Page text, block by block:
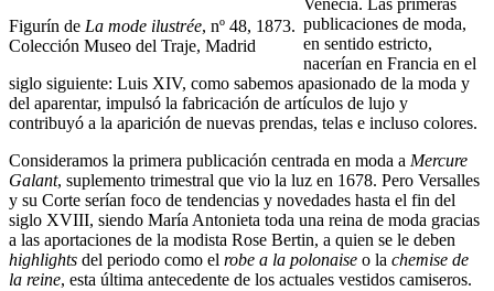
Figurín de La mode ilustrée, nº 48, 1873.
Colección Museo del Traje, Madrid
Venecia. Las primeras
publicaciones de moda,
en sentido estricto,
nacerían en Francia en el
siglo siguiente: Luis XIV, como sabemos apasionado de la moda y
del aparentar, impulsó la fabricación de artículos de lujo y
contribuyó a la aparición de nuevas prendas, telas e incluso colores.
Consideramos la primera publicación centrada en moda a Mercure
Galant, suplemento trimestral que vio la luz en 1678. Pero Versalles
y su Corte serían foco de tendencias y novedades hasta el fin del
siglo XVIII, siendo María Antonieta toda una reina de moda gracias
a las aportaciones de la modista Rose Bertin, a quien se le deben
highlights del periodo como el robe a la polonaise o la chemise de
la reine, esta última antecedente de los actuales vestidos camiseros.